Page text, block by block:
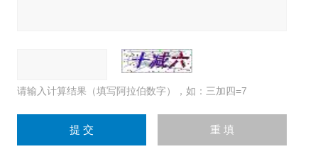
请输入计算结果（填写阿拉伯数字），如：三加四=7